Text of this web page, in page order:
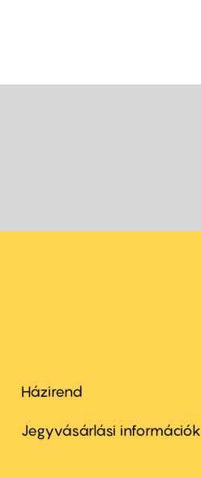
Footer
menu
Házirend
Jegyvásárlási információk